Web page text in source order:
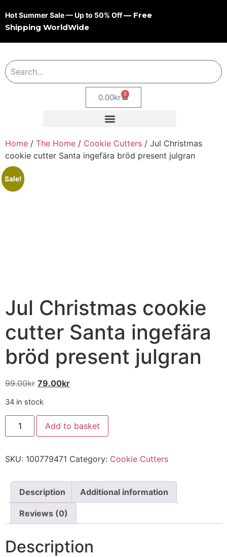
Hot Summer Sale — Up to 50% Off— Free
Shipping WorldWide
0.00kr 0
Home / The Home / Cookie Cutters / Jul Christmas
cookie cutter Santa ingefära bröd present julgran
Sale!
Jul Christmas cookie
cutter Santa ingefära
bröd present julgran
99.00kr 79.00kr
34 in stock
Add to basket
SKU: 100779471 Category: Cookie Cutters
Description Additional information
Reviews (0)
Description